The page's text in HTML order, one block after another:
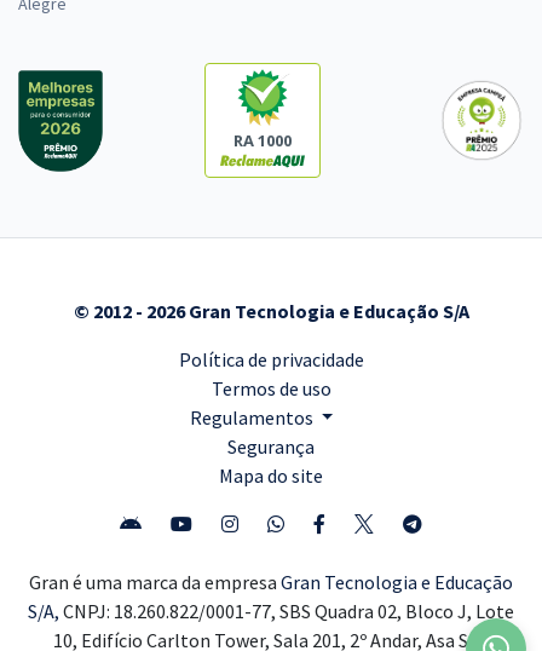
RA 1000
© 2012 - 2026 Gran Tecnologia e Educação S/A
Política de privacidade
Termos de uso
Regulamentos
Segurança
Mapa do site
Gran é uma marca da empresa Gran Tecnologia e Educação
S/A, CNPJ: 18.260.822/0001-77, SBS Quadra 02, Bloco J, Lote
10, Edifício Carlton Tower, Sala 201, 2º Andar, Asa Sul,